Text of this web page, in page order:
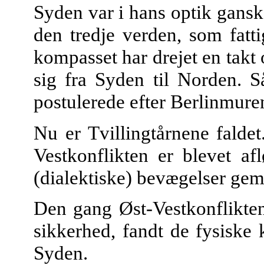
Syden var i hans optik
den tredje verden, som
kompasset har drejet en
sig fra Syden til Norden.
postulerede efter
Nu er Tvillingtårnene
Vestkonflikten er blevet
(dialektiske) bevægelser
Den gang Øst-
sikkerhed, fandt de
Syden.